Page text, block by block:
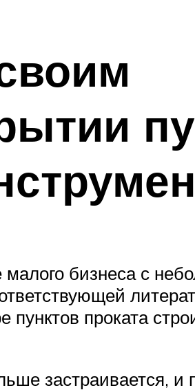
бизнеса с
проката
застраивается, и